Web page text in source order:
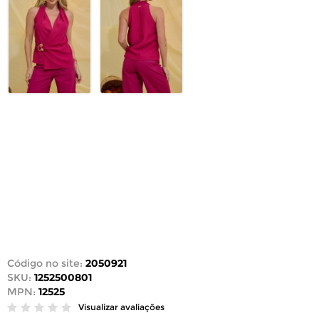
Código no site: 2050921
SKU: 1252500801
MPN: 12525
Visualizar avaliações